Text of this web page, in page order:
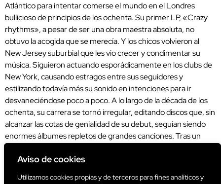
Aviso de cookies
Utilizamos cookies propias y de terceros para fines analíticos y
Atlántico para intentar comerse el mundo en el Londres
bullicioso de principios de los ochenta. Su primer LP, «Crazy
rhythms», a pesar de ser una obra maestra absoluta, no
obtuvo la acogida que se merecía. Y los chicos volvieron al
New Jersey suburbial que les vio crecer y condimentar su
música. Siguieron actuando esporádicamente en los clubs de
New York, causando estragos entre sus seguidores y
estilizando todavía más su sonido en intenciones para ir
desvaneciéndose poco a poco. A lo largo de la década de los
ochenta, su carrera se tornó irregular, editando discos que, sin
alcanzar las cotas de genialidad de su debut, seguían siendo
enormes álbumes repletos de grandes canciones. Tras un
su último disco, el delicioso «Here before». La suerte nunca